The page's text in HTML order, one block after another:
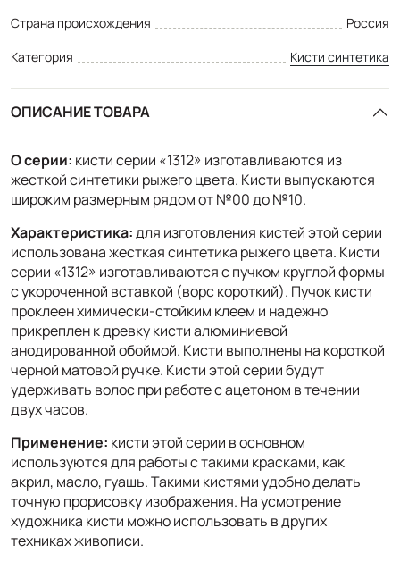
Страна происхождения
Россия
Категория
Кисти синтетика
ОПИСАНИЕ ТОВАРА
О серии: кисти серии «1312» изготавливаются из
жесткой синтетики рыжего цвета. Кисти выпускаются
широким размерным рядом от №00 до №10.
Характеристика:для изготовления кистей этой серии
использована жесткая синтетика рыжего цвета. Кисти
серии «1312» изготавливаются с пучком круглой формы
с укороченной вставкой (ворс короткий). Пучок кисти
проклеен химически-стойким клеем и надежно
прикреплен к древку кисти алюминиевой
анодированной обоймой. Кисти выполнены на короткой
черной матовой ручке. Кисти этой серии будут
удерживать волос при работе с ацетоном в течении
двух часов.
Применение: кисти этой серии в основном
используются для работы с такими красками, как
акрил, масло, гуашь. Такими кистями удобно делать
точную прорисовку изображения. На усмотрение
художника кисти можно использовать в других
техниках живописи.